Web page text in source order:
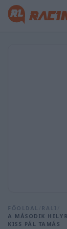
FŐOLDAL RALI
A MÁSODIK
KISS PÁL TAMÁS